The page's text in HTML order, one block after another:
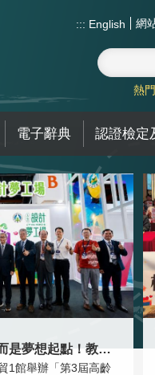
::: English 網
熱
電子辭典 認證檢定
高齡不是終點而是夢想起點！教育部打
1館舉辦「第3屆高齡